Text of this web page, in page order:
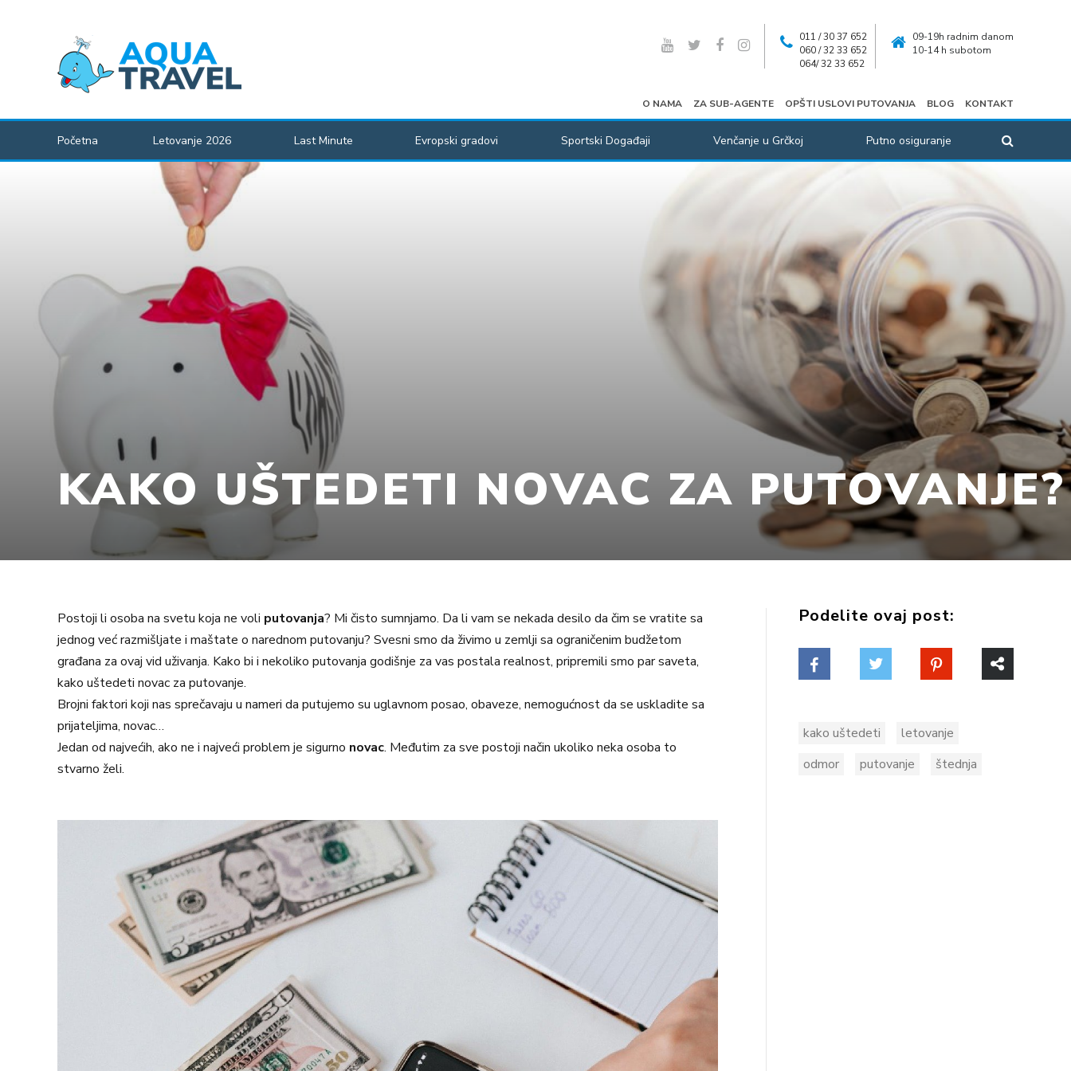
011 / 30 37 652
060 / 32 33 652
064/ 32 33 652
09-19h radnim danom
10-14 h subotom
O NAMA ZA SUB-AGENTE OPŠTI USLOVI PUTOVANJA BLOG KONTAKT
Početna Letovanje 2026 Last Minute Evropski gradovi Sportski Događaji Venčanje u Grčkoj Putno osiguranje
KAKO UŠTEDETI NOVAC ZA PUTOVANJE?
Postoji li osoba na svetu koja ne voli putovanja? Mi čisto sumnjamo. Da li vam se nekada desilo da čim se vratite sa
jednog već razmišljate i maštate o narednom putovanju? Svesni smo da živimo u zemlji sa ograničenim budžetom
građana za ovaj vid uživanja. Kako bi i nekoliko putovanja godišnje za vas postala realnost, pripremili smo par saveta,
kako uštedeti novac za putovanje.
Brojni faktori koji nas sprečavaju u nameri da putujemo su uglavnom posao, obaveze, nemogućnost da se uskladite sa
prijateljima, novac…
Jedan od najvećih, ako ne i najveći problem je sigurno novac. Međutim za sve postoji način ukoliko neka osoba to
stvarno želi.
Podelite ovaj post:
kako uštedeti
letovanje
odmor
putovanje štednja